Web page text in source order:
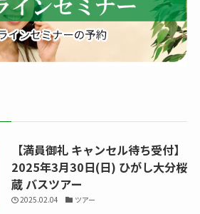
る
【満員御礼 キャンセル待ち受付】
2025年3月30日(日) ひがし大分桜
蔵 バスツアー
2025.02.04 ツアー